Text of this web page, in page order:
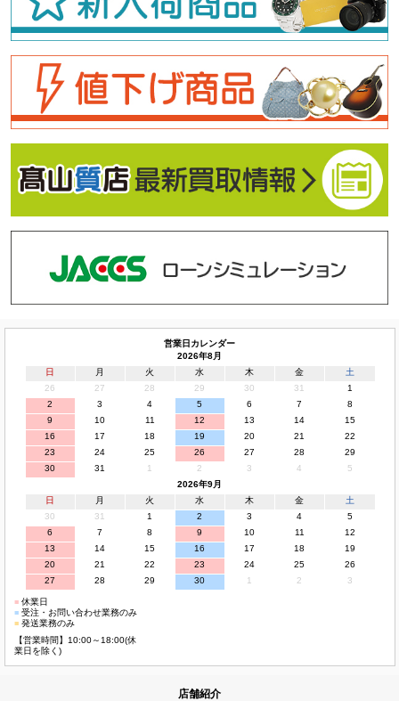
営業日カレンダー
2026年8月
日
月 火 水 木 金
土
26
27 28 29 30 31
1
2
3 4 5 6 7
8
9
10 11 12 13 14
15
16
17 18 19 20 21
22
23
24 25 26 27 28
29
30
31 1 2 3 4
5
2026年9月
日
月 火 水 木 金
土
30
31 1 2 3 4
5
6
7 8 9 10 11
12
13
14 15 16 17 18
19
20
21 22 23 24 25
26
27
28 29 30 1 2 3
■休業日
■受注・お問い合わせ業務のみ
■発送業務のみ
【営業時間】10:00～18:00(休
業日を除く)
店舗紹介